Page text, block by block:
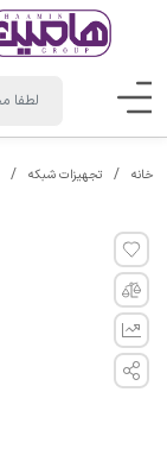
خانه تجهیزات شبکه